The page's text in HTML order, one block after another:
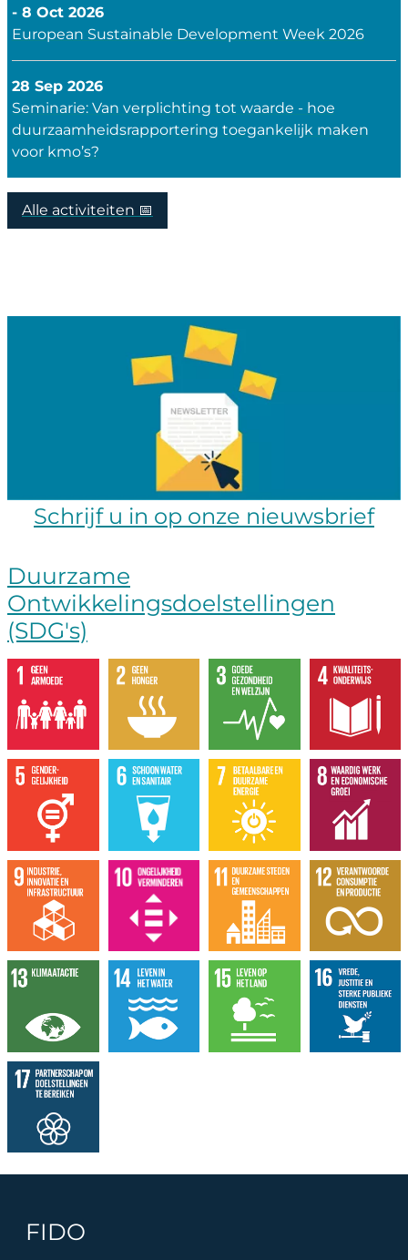
- 8 Oct 2026
European Sustainable Development Week 2026
28 Sep 2026
Seminarie: Van verplichting tot waarde - hoe
duurzaamheidsrapportering toegankelijk maken
voor kmo’s?
Alle activiteiten 📅
Schrijf u in op onze nieuwsbrief
Duurzame
Ontwikkelingsdoelstellingen
(SDG's)
FIDO